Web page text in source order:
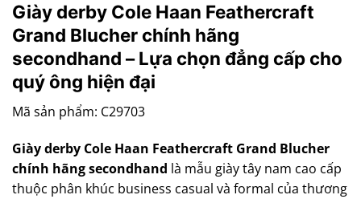
Giày derby Cole Haan Feathercraft
Grand Blucher chính hãng
secondhand – Lựa chọn đẳng cấp cho
quý ông hiện đại
Mã sản phẩm: C29703
Giày derby Cole Haan Feathercraft Grand Blucher
chính hãng secondhand là mẫu giày tây nam cao cấp
thuộc phân khúc business casual và formal của thương